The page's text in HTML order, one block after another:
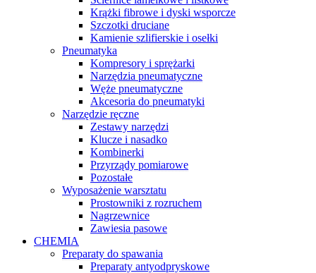
Krążki fibrowe i dyski wsporcze
Szczotki druciane
Kamienie szlifierskie i osełki
Pneumatyka
Kompresory i sprężarki
Narzędzia pneumatyczne
Węże pneumatyczne
Akcesoria do pneumatyki
Narzędzie ręczne
Zestawy narzędzi
Klucze i nasadko
Kombinerki
Przyrządy pomiarowe
Pozostałe
Wyposażenie warsztatu
Prostowniki z rozruchem
Nagrzewnice
Zawiesia pasowe
CHEMIA
Preparaty do spawania
Preparaty antyodpryskowe